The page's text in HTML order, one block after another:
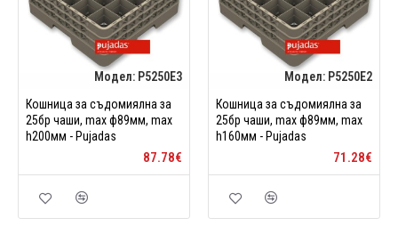
Модел: P5250E3
Кошница за съдомиялна за
25бр чаши, max ф89мм, max
h200мм - Pujadas
87.78€
Модел: P5250E2
Кошница за съдомиялна за
25бр чаши, max ф89мм, max
h160мм - Pujadas
71.28€